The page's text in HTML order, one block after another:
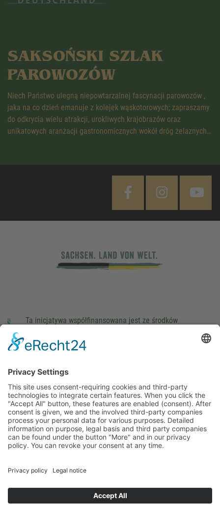
SAKSOŃSKI SZLAK
PAROWOZÓW
Niech Państwo ulegną niepowtarzalnej fascynacji parowozów ,
jaka na co dzień emanuje z kolejek wąskotorowych; zapraszamy
do odkrycia wielu atrakcji, urokliwych krajobrazów oraz
unikatowych aranżacji gastronomicznych wokół dróg żelaznych…
Ta inicjatywa współfinansowana jest ze środków
parlamentarzystów Landtagu Saksońskiego budżetu.
stopka redakcyjna
This site uses consent-requiring cookies and third-party
technologies to integrate certain features. When you click the
"Accept All" button, these features are enabled (consent).
After consent is given, we and the involved third-party
companies process your personal data for various purposes.
companies can be found under the button "More" and in our